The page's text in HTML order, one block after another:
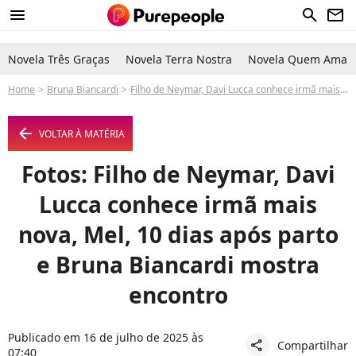
menu search newsletter
Novela Três Graças Novela Terra Nostra Novela Quem Ama
Home Bruna Biancardi Filho de Neymar, Davi Lucca conhece irmã mais nova, Mel, 10 dias após parto e Bruna Biancardi mostra encontro
arrow_left VOLTAR À MATÉRIA
Fotos: Filho de Neymar, Davi
Lucca conhece irmã mais
nova, Mel, 10 dias após parto
e Bruna Biancardi mostra
encontro
Publicado em 16 de julho de 2025 às
07:40
share Compartilhar